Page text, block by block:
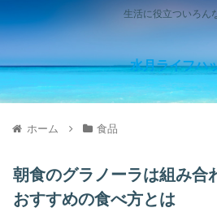
生活に役立ついろん
水月ライフハ
ホーム 食品
朝食のグラノーラは組み合
おすすめの食べ方とは